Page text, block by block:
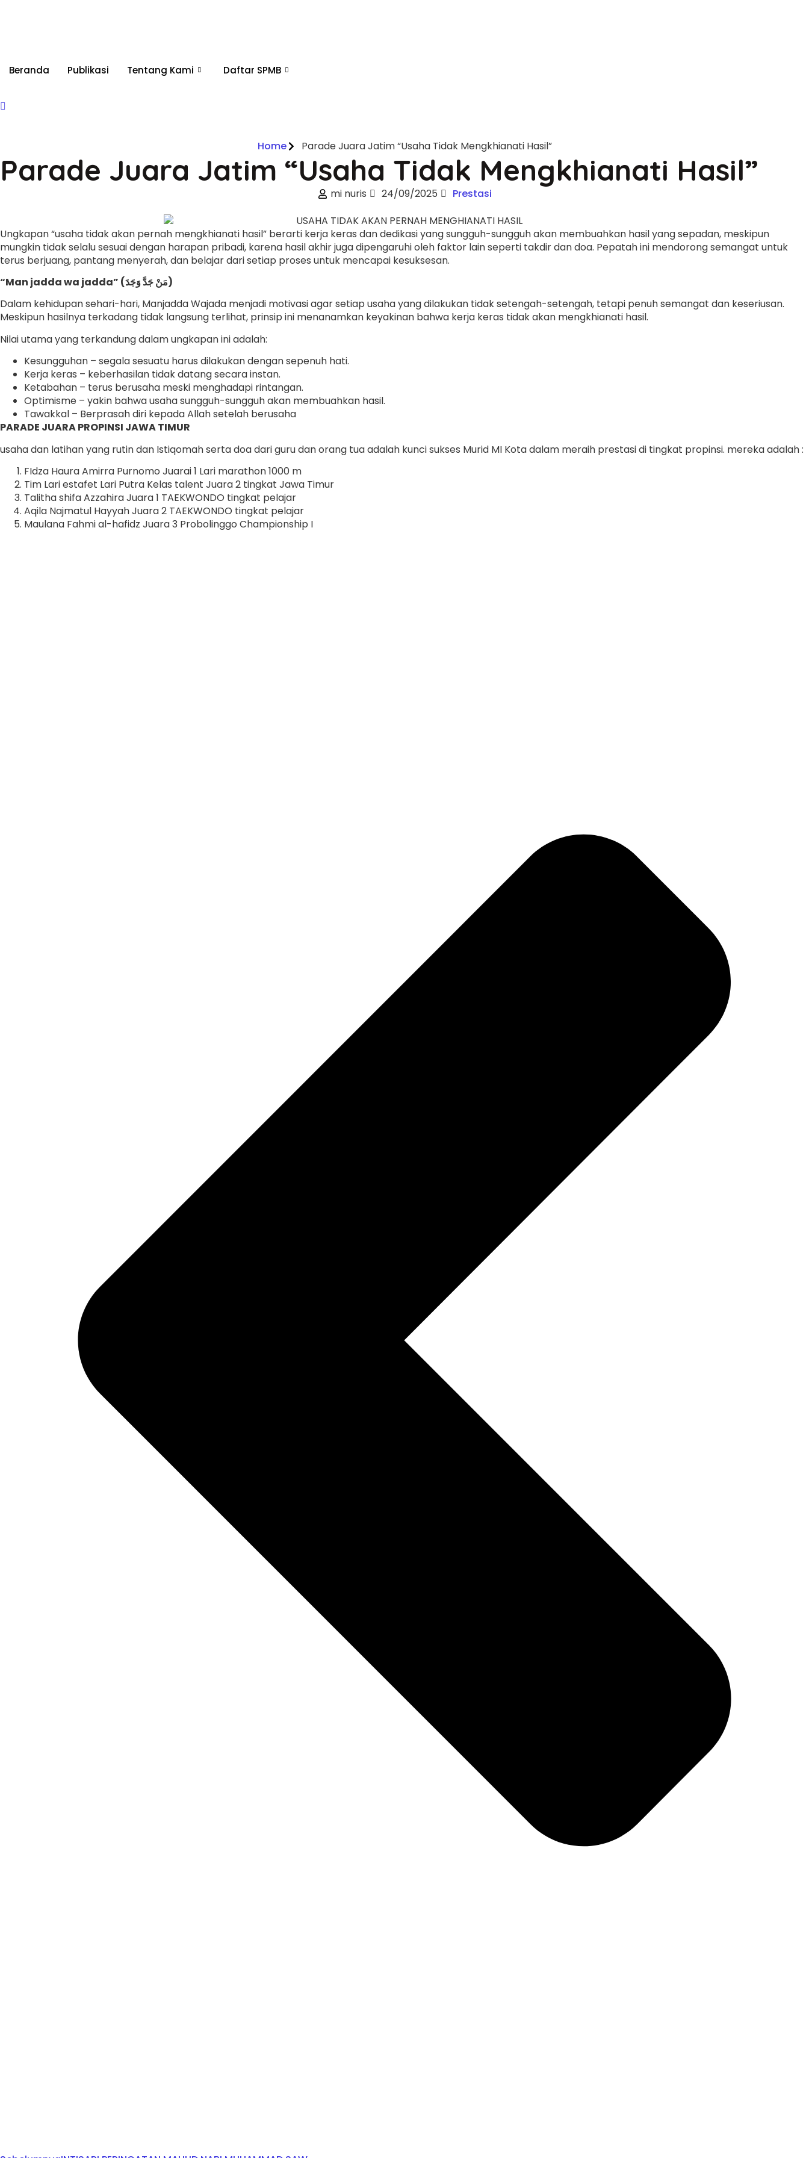
Beranda Publikasi Tentang Kami Daftar SPMB
Home Parade Juara Jatim “Usaha Tidak Mengkhianati Hasil”
Parade Juara Jatim “Usaha Tidak Mengkhianati Hasil”
mi nuris 24/09/2025 Prestasi
Ungkapan “usaha tidak akan pernah mengkhianati hasil” berarti kerja keras dan dedikasi yang sungguh-sungguh akan membuahkan hasil yang sepadan, meskipun
mungkin tidak selalu sesuai dengan harapan pribadi, karena hasil akhir juga dipengaruhi oleh faktor lain seperti takdir dan doa. Pepatah ini mendorong semangat untuk
terus berjuang, pantang menyerah, dan belajar dari setiap proses untuk mencapai kesuksesan.
“Man jadda wa jadda” (مَنْ جَدَّ وَجَدَ)
Dalam kehidupan sehari-hari, Manjadda Wajada menjadi motivasi agar setiap usaha yang dilakukan tidak setengah-setengah, tetapi penuh semangat dan keseriusan.
Meskipun hasilnya terkadang tidak langsung terlihat, prinsip ini menanamkan keyakinan bahwa kerja keras tidak akan mengkhianati hasil.
Nilai utama yang terkandung dalam ungkapan ini adalah:
Kesungguhan – segala sesuatu harus dilakukan dengan sepenuh hati.
Kerja keras – keberhasilan tidak datang secara instan.
Ketabahan – terus berusaha meski menghadapi rintangan.
Optimisme – yakin bahwa usaha sungguh-sungguh akan membuahkan hasil.
Tawakkal – Berprasah diri kepada Allah setelah berusaha
PARADE JUARA PROPINSI JAWA TIMUR
usaha dan latihan yang rutin dan Istiqomah serta doa dari guru dan orang tua adalah kunci sukses Murid MI Kota dalam meraih prestasi di tingkat propinsi. mereka adalah :
FIdza Haura Amirra Purnomo Juarai 1 Lari marathon 1000 m
Tim Lari estafet Lari Putra Kelas talent Juara 2 tingkat Jawa Timur
Talitha shifa Azzahira Juara 1 TAEKWONDO tingkat pelajar
Aqila Najmatul Hayyah Juara 2 TAEKWONDO tingkat pelajar
Maulana Fahmi al-hafidz Juara 3 Probolinggo Championship I